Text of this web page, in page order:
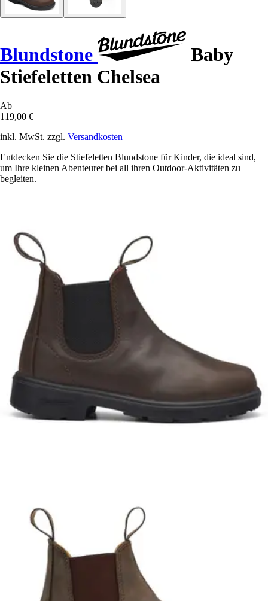
Blundstone
Baby
Stiefeletten Chelsea
Ab
119,00 €
inkl. MwSt. zzgl. Versandkosten
Entdecken Sie die Stiefeletten Blundstone für Kinder, die ideal sind,
um Ihre kleinen Abenteurer bei all ihren Outdoor-Aktivitäten zu
begleiten.